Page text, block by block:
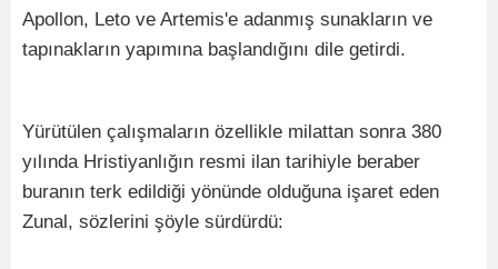
Apollon, Leto ve Artemis'e adanmış sunakların ve
tapınakların yapımına başlandığını dile getirdi.
Yürütülen çalışmaların özellikle milattan sonra 380
yılında Hristiyanlığın resmi ilan tarihiyle beraber
buranın terk edildiği yönünde olduğuna işaret eden
Zunal, sözlerini şöyle sürdürdü: